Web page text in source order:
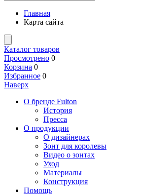
Главная
Карта сайта
Каталог товаров
Просмотрено 0
Корзина 0
Избранное 0
Наверх
О бренде Fulton
История
Пресса
О продукции
О дизайнерах
Зонт для королевы
Видео о зонтах
Уход
Материалы
Конструкция
Помощь